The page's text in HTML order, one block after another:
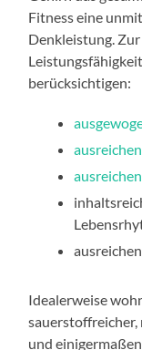
Fitness eine
Denkleistung.
berücksichtigen:
Idealerweise
sauerstoffreicher,
und